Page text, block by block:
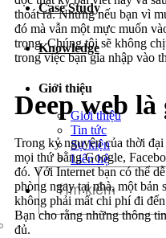
Dịch vụ chăm sóc
Case Study
Knowledge
Giới thiệu
Giới thiệu
Tin tức
Sự kiện
Liên hệ
thoát ra. Nhưng nếu bạn vì
đó mà vẫn một mực muốn
trọng. Chúng tôi sẽ không
trong việc bạn gia nhập vào
Deep web là
Trong kỷ nguyên của thời
mọi thứ bằng Google,
đó. Với Internet bạn có thể
phòng ngay tại nhà, một bản
không phải mất chi phí đi
Bạn cho rằng những thông
đủ.